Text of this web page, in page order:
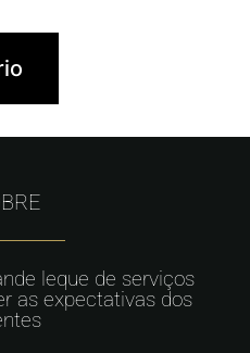
leque de serviços
as expectativas dos